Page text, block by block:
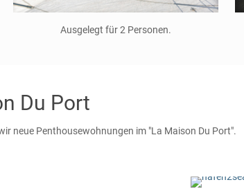
Ausgelegt für 2 Personen.
Du Port
neue Penthousewohnungen im "La Maison Du Port".
HAF 2